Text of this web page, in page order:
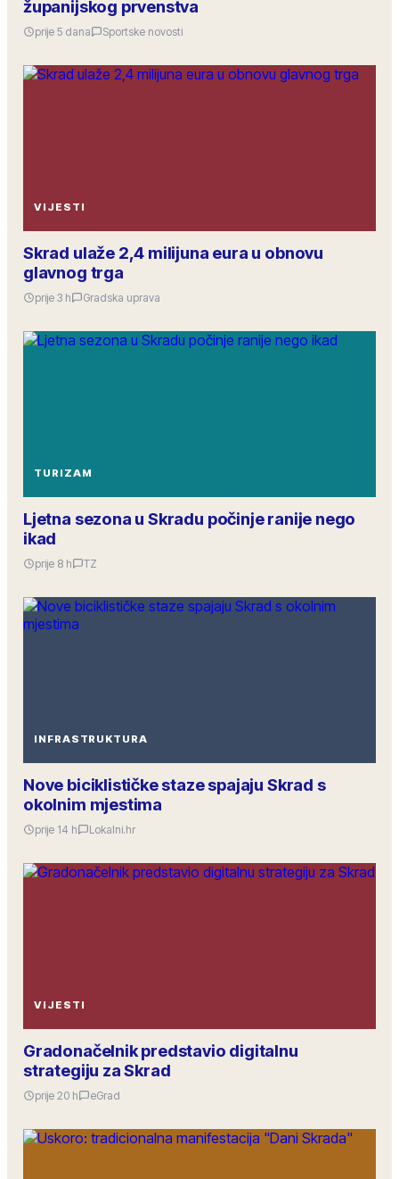
županijskog prvenstva
prije 5 dana Sportske novosti
VIJESTI
Skrad ulaže 2,4 milijuna eura u obnovu
glavnog trga
prije 3 h Gradska uprava
TURIZAM
Ljetna sezona u Skradu počinje ranije nego
ikad
prije 8 h TZ
INFRASTRUKTURA
Nove biciklističke staze spajaju Skrad s
okolnim mjestima
prije 14 h Lokalni.hr
VIJESTI
Gradonačelnik predstavio digitalnu
strategiju za Skrad
prije 20 h eGrad